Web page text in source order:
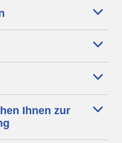
Ihnen zur